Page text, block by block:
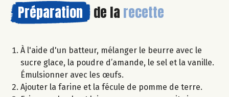
Préparation de la recette
À l'aide d'un batteur, mélanger le beurre avec le
sucre glace, la poudre d’amande, le sel et la vanille.
Émulsionner avec les œufs.
Ajouter la farine et la fécule de pomme de terre.